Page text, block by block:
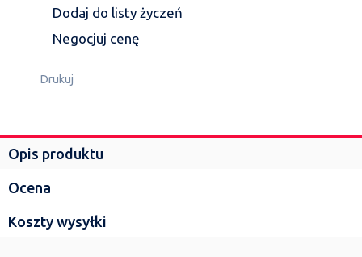
Dodaj do listy życzeń
Negocjuj cenę
Drukuj
Opis produktu
Ocena
Koszty wysyłki